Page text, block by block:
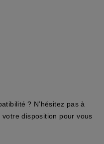
? N’hésitez pas à
disposition pour vous